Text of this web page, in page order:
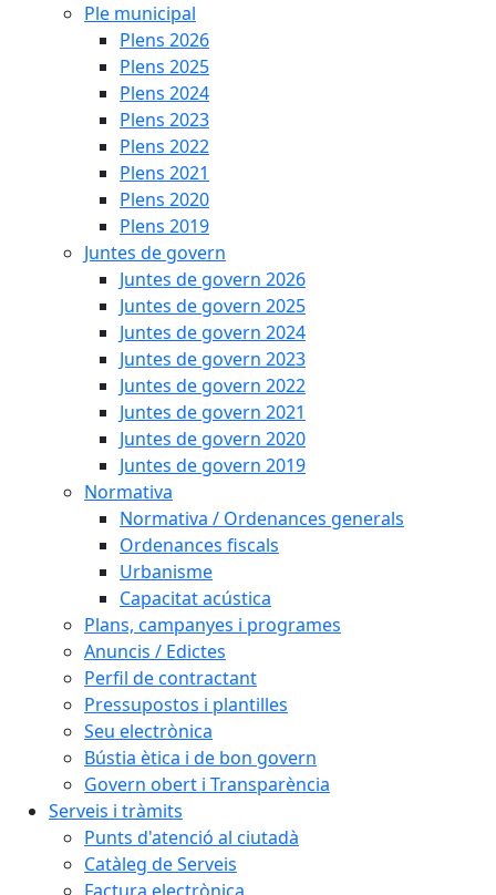
Ple municipal
Plens 2026
Plens 2025
Plens 2024
Plens 2023
Plens 2022
Plens 2021
Plens 2020
Plens 2019
Juntes de govern
Juntes de govern 2026
Juntes de govern 2025
Juntes de govern 2024
Juntes de govern 2023
Juntes de govern 2022
Juntes de govern 2021
Juntes de govern 2020
Juntes de govern 2019
Normativa
Normativa / Ordenances generals
Ordenances fiscals
Urbanisme
Capacitat acústica
Plans, campanyes i programes
Anuncis / Edictes
Perfil de contractant
Pressupostos i plantilles
Seu electrònica
Bústia ètica i de bon govern
Govern obert i Transparència
Serveis i tràmits
Punts d'atenció al ciutadà
Catàleg de Serveis